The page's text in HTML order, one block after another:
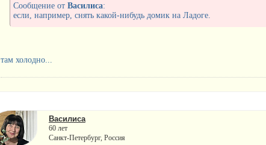
Сообщение от Василиса:
если, например, снять какой-нибудь домик на Ладоге.
там холодно...
Василиса
60 лет
Санкт-Петербург, Россия